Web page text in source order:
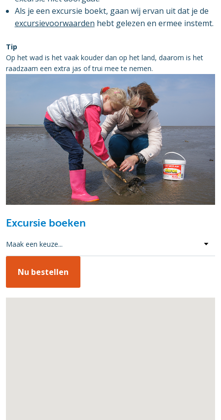
Als je een excursie boekt, gaan wij ervan uit dat je de
excursievoorwaarden hebt gelezen en ermee instemt.
Tip
Op het wad is het vaak kouder dan op het land, daarom is het
raadzaam een extra jas of trui mee te nemen.
Excursie boeken